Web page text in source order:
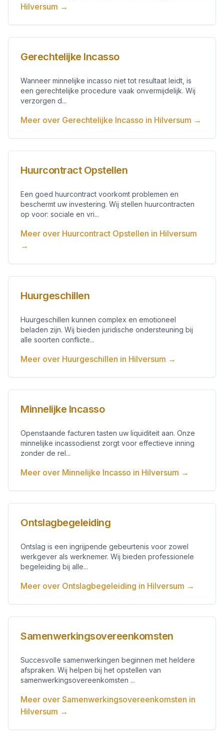
Hilversum →
Gerechtelijke Incasso
Wanneer minnelijke incasso niet tot resultaat leidt, is
een gerechtelijke procedure vaak onvermijdelijk. Wij
verzorgen d...
Meer over Gerechtelijke Incasso in Hilversum →
Huurcontract Opstellen
Een goed huurcontract voorkomt problemen en
beschermt uw investering. Wij stellen huurcontracten
op voor: sociale en vri...
Meer over Huurcontract Opstellen in Hilversum
→
Huurgeschillen
Huurgeschillen kunnen complex en emotioneel
beladen zijn. Wij bieden juridische ondersteuning bij
alle soorten conflicte...
Meer over Huurgeschillen in Hilversum →
Minnelijke Incasso
Openstaande facturen tasten uw liquiditeit aan. Onze
minnelijke incassodienst zorgt voor effectieve inning
zonder de rel...
Meer over Minnelijke Incasso in Hilversum →
Ontslagbegeleiding
Ontslag is een ingrijpende gebeurtenis voor zowel
werkgever als werknemer. Wij bieden professionele
begeleiding bij alle...
Meer over Ontslagbegeleiding in Hilversum →
Samenwerkingsovereenkomsten
Succesvolle samenwerkingen beginnen met heldere
afspraken. Wij helpen bij het opstellen van
samenwerkingsovereenkomsten ...
Meer over Samenwerkingsovereenkomsten in
Hilversum →